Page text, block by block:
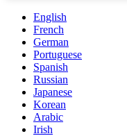
English
French
German
Portuguese
Spanish
Russian
Japanese
Korean
Arabic
Irish